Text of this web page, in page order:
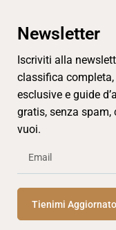
Newsletter
Iscriviti alla
classifica
esclusive e guide
gratis, senza
vuoi.
Tienimi Aggiornato